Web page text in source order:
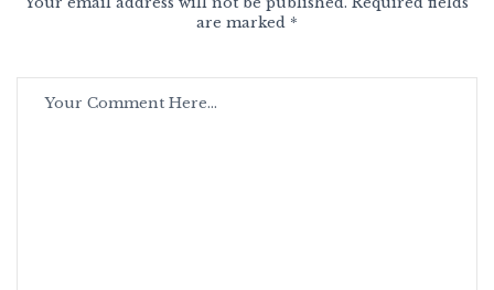
are marked *